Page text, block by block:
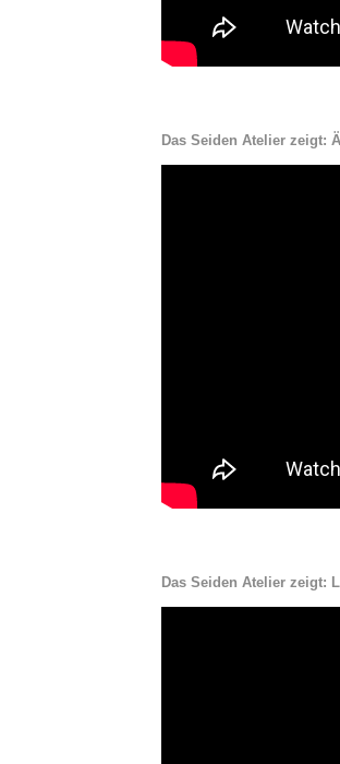
Das Seiden Atelier zeigt:
Das Seiden Atelier zeigt: